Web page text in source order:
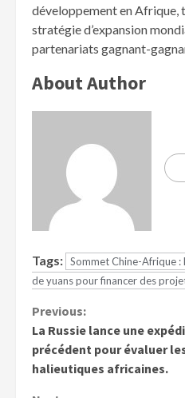
développement en Afrique,
stratégie d’expansion
partenariats gagnant-
About Author
Tags: Sommet Chine-Afrique
de yuans pour financer des
Previous:
La Russie lance une
précédent pour évaluer
halieutiques africaines.